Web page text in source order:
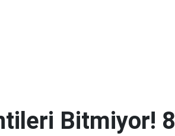
Bitmiyor! 8